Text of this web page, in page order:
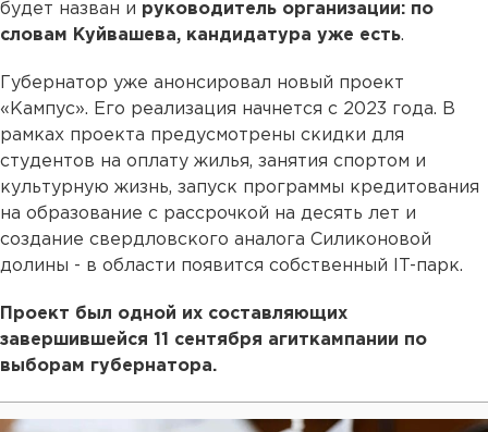
будет назван и руководитель организации: по
словам Куйвашева, кандидатура уже есть.
Губернатор уже анонсировал новый проект
«Кампус». Его реализация начнется с 2023 года. В
рамках проекта предусмотрены скидки для
студентов на оплату жилья, занятия спортом и
культурную жизнь, запуск программы кредитования
на образование с рассрочкой на десять лет и
создание свердловского аналога Силиконовой
долины - в области появится собственный IT-парк.
Проект был одной их составляющих
завершившейся 11 сентября агиткампании по
выборам губернатора.